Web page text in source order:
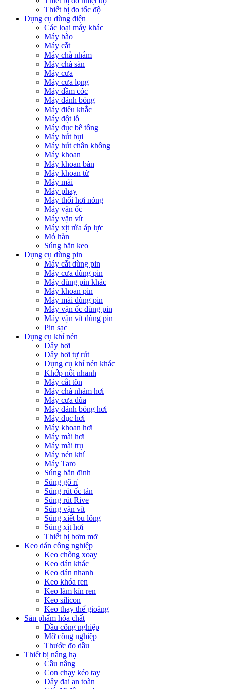
Thiết bị đo tốc độ
Dụng cụ dùng điện
Các loại máy khác
Máy bào
Máy cắt
Máy chà nhám
Máy chà sàn
Máy cưa
Máy cưa lọng
Máy đầm cóc
Máy đánh bóng
Máy điêu khắc
Máy đột lỗ
Máy đục bê tông
Máy hút bụi
Máy hút chân không
Máy khoan
Máy khoan bàn
Máy khoan từ
Máy mài
Máy phay
Máy thổi hơi nóng
Máy vặn ốc
Máy vặn vít
Máy xịt rửa áp lực
Mỏ hàn
Súng bắn keo
Dụng cụ dùng pin
Máy cắt dùng pin
Máy cưa dùng pin
Máy dùng pin khác
Máy khoan pin
Máy mài dùng pin
Máy vặn ốc dùng pin
Máy vặn vít dùng pin
Pin sạc
Dụng cụ khí nén
Dây hơi
Dây hơi tự rút
Dụng cụ khí nén khác
Khớp nối nhanh
Máy cắt tôn
Máy chà nhám hơi
Máy cưa dũa
Máy đánh bóng hơi
Máy đục hơi
Máy khoan hơi
Máy mài hơi
Máy mài trụ
Máy nén khí
Máy Taro
Súng bắn đinh
Súng gõ rỉ
Súng rút ốc tán
Súng rút Rive
Súng vặn vít
Súng xiết bu lông
Súng xịt hơi
Thiết bị bơm mỡ
Keo dán công nghiệp
Keo chống xoay
Keo dán khác
Keo dán nhanh
Keo khóa ren
Keo làm kín ren
Keo silicon
Keo thay thế gioăng
Sản phẩm hóa chất
Dầu công nghiệp
Mỡ công nghiệp
Thước đo dầu
Thiết bị nâng hạ
Cầu nâng
Con chạy kéo tay
Dây đai an toàn